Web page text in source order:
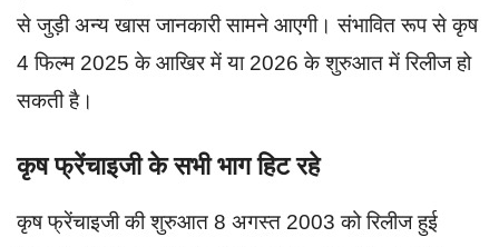
से जुड़ी अन्य खास जानकारी सामने आएगी। संभावित रूप से कृष
4 फिल्म 2025 के आखिर में या 2026 के शुरुआत में रिलीज हो
सकती है।
कृष फ्रेंचाइजी के सभी भाग हिट रहे
कृष फ्रेंचाइजी की शुरुआत 8 अगस्त 2003 को रिलीज हुई